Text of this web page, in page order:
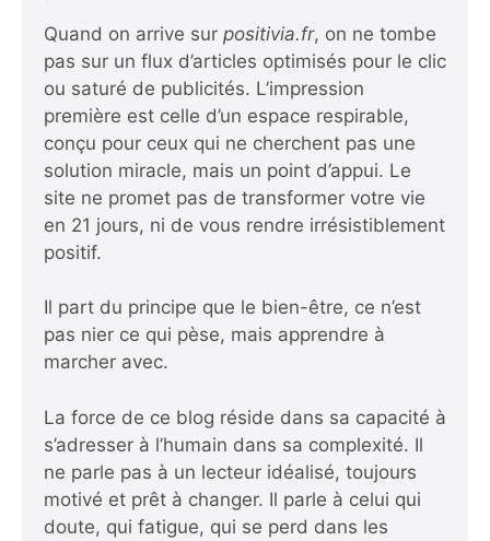
Quand on arrive sur positivia.fr, on ne tombe
pas sur un flux d’articles optimisés pour le clic
ou saturé de publicités. L’impression
première est celle d’un espace respirable,
conçu pour ceux qui ne cherchent pas une
solution miracle, mais un point d’appui. Le
site ne promet pas de transformer votre vie
en 21 jours, ni de vous rendre irrésistiblement
positif.
Il part du principe que le bien-être, ce n’est
pas nier ce qui pèse, mais apprendre à
marcher avec.
La force de ce blog réside dans sa capacité à
s’adresser à l’humain dans sa complexité. Il
ne parle pas à un lecteur idéalisé, toujours
motivé et prêt à changer. Il parle à celui qui
doute, qui fatigue, qui se perd dans les